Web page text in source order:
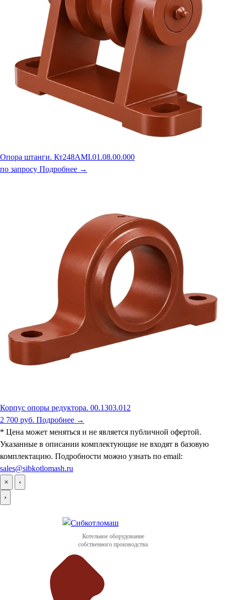
Опора штанги. Кт248АМI.01.08.00.000
по запросу Подробнее →
Корпус опоры редуктора. 00.1303.012
2 700 руб. Подробнее →
* Цена может меняться и не является публичной офертой.
Указанные в описании комплектующие не входят в базовую
комплектацию. Подробности можно узнать по email:
sales@sibkotlomash.ru
×
‹
›
Котельное оборудование
собственного производства